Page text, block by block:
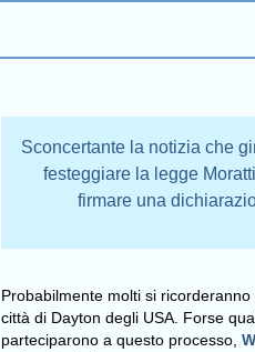
Sconcertante la notizia che
festeggiare la legge
firmare una
Probabilmente molti si
città di Dayton degli USA. Forse
parteciparono a questo processo,